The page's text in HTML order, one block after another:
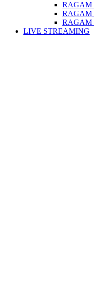
RAGAM
RAGAM
RAGAM
LIVE STREAMING